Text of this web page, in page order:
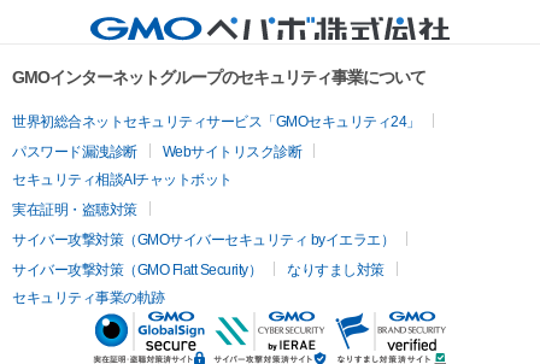
GMOインターネットグループのセキュリティ事業について
世界初総合ネットセキュリティサービス「GMOセキュリティ24」
パスワード漏洩診断
Webサイトリスク診断
セキュリティ相談AIチャットボット
実在証明・盗聴対策
サイバー攻撃対策（GMOサイバーセキュリティ byイエラエ）
サイバー攻撃対策（GMO Flatt Security）
なりすまし対策
セキュリティ事業の軌跡